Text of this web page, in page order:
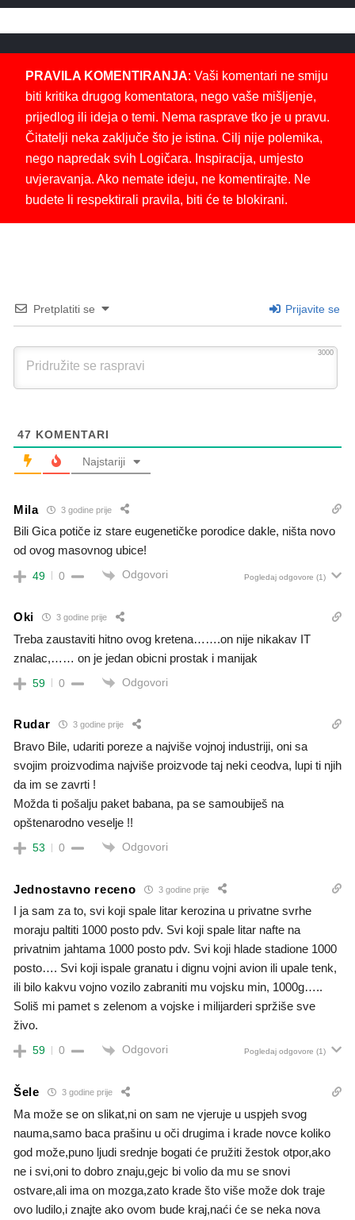
PRAVILA KOMENTIRANJA: Vaši komentari ne smiju
biti kritika drugog komentatora, nego vaše mišljenje,
prijedlog ili ideja o temi. Nema rasprave tko je u pravu.
Čitatelji neka zaključe što je istina. Cilj nije polemika,
nego napredak svih Logičara. Inspiracija, umjesto
uvjeravanja. Ako nemate ideju, ne komentirajte. Ne
budete li respektirali pravila, biti će te blokirani.
Pretplatiti se Prijavite se
3000
47 KOMENTARI
Najstariji
Mila 3 godine prije
Bili Gica potiče iz stare eugenetičke porodice dakle, ništa novo
od ovog masovnog ubice!
49 0 Odgovori Pogledaj odgovore (1)
Oki 3 godine prije
Treba zaustaviti hitno ovog kretena…….on nije nikakav IT
znalac,…… on je jedan obicni prostak i manijak
59 0 Odgovori
Rudar 3 godine prije
Bravo Bile, udariti poreze a najviše vojnoj industriji, oni sa
svojim proizvodima najviše proizvode taj neki ceodva, lupi ti njih
da im se zavrti !
Možda ti pošalju paket babana, pa se samoubiješ na
opštenarodno veselje !!
53 0 Odgovori
Jednostavno receno 3 godine prije
I ja sam za to, svi koji spale litar kerozina u privatne svrhe
moraju paltiti 1000 posto pdv. Svi koji spale litar nafte na
privatnim jahtama 1000 posto pdv. Svi koji hlade stadione 1000
posto…. Svi koji ispale granatu i dignu vojni avion ili upale tenk,
ili bilo kakvu vojno vozilo zabraniti mu vojsku min, 1000g…..
Soliš mi pamet s zelenom a vojske i milijarderi spržiše sve
živo.
59 0 Odgovori Pogledaj odgovore (1)
Šele 3 godine prije
Ma može se on slikat,ni on sam ne vjeruje u uspjeh svog
nauma,samo baca prašinu u oči drugima i krade novce koliko
god može,puno ljudi srednje bogati će pružiti žestok otpor,ako
ne i svi,oni to dobro znaju,gejc bi volio da mu se snovi
ostvare,ali ima on mozga,zato krade što više može dok traje
ovo ludilo,i znajte ako ovom bude kraj,naći će se neka nova